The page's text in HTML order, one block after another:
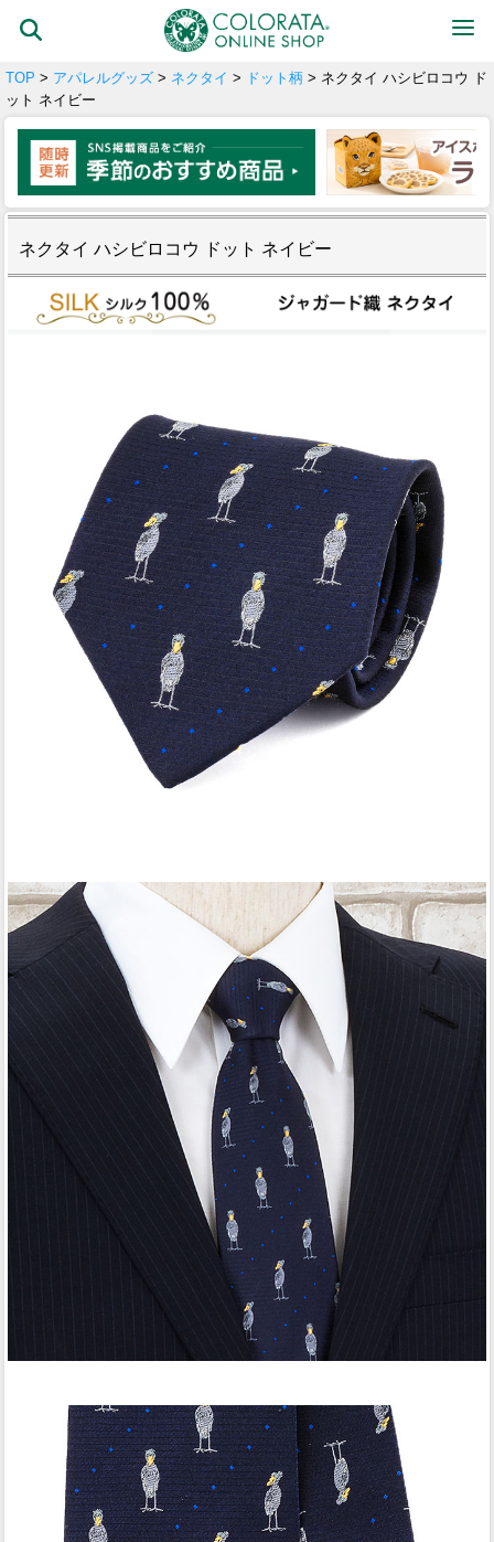
TOP > アパレルグッズ > ネクタイ > ドット柄 > ネクタイ ハシビロコウ ド
ット ネイビー
ネクタイ ハシビロコウ ドット ネイビー